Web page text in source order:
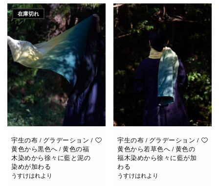
在庫切れ
宇生の布 / グラデーション /
黄色から黒色へ / 黄色の福
木染めから徐々に藍と泥の
染めが加わる
うすけはれより
宇生の布 / グラデーション /
黄色から若草色へ / 黄色の
福木染めから徐々に藍が加
わる
うすけはれより